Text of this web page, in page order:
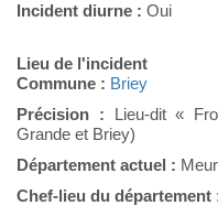
Incident diurne : Oui
Lieu de l'incident
Commune : Briey
Précision :
Lieu-dit «
Grande et Briey)
Département actuel :
Chef-lieu du département